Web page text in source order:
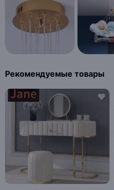
Рекомендуемые товары